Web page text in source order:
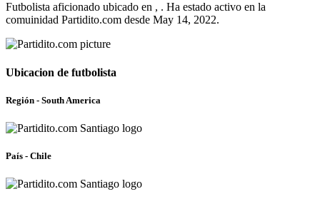
Futbolista aficionado ubicado en , . Ha estado activo en la
comuinidad Partidito.com desde May 14, 2022.
Ubicacion de futbolista
Región - South America
País - Chile